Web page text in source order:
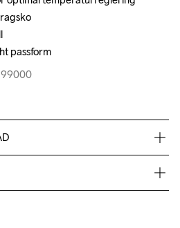
passform
passform